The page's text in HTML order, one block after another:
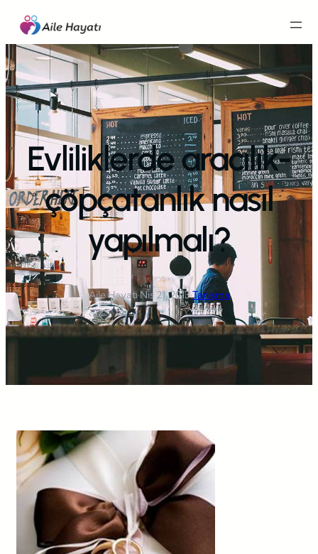
İçeriğe
geç
Evliliklerde aracılık-
çöpçatanlık nasıl
yapılmalı?
Aile Hayatı·Nis 21, 2013·Tanışma